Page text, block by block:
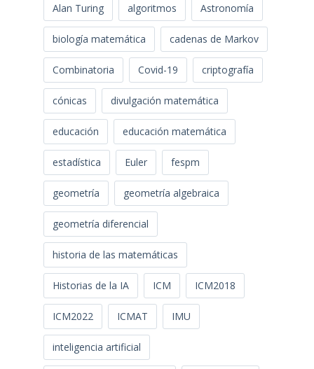
Alan Turing algoritmos Astronomía
biología matemática cadenas de Markov
Combinatoria Covid-19 criptografía
cónicas divulgación matemática
educación educación matemática
estadística Euler fespm
geometría geometría algebraica
geometría diferencial
historia de las matemáticas
Historias de la IA ICM ICM2018
ICM2022 ICMAT IMU
inteligencia artificial